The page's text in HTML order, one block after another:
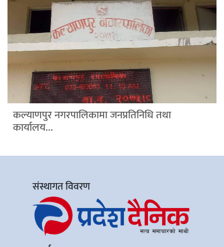
कल्याणपुर नगरपालिकामा जनप्रतिनिधि तथा
कार्यालय...
संस्थागत विवरण